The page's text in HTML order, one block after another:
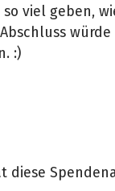
viel geben,
:)
diese